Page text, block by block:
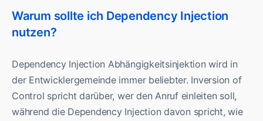
Warum sollte ich Dependency Injection
nutzen?
Dependency Injection Abhängigkeitsinjektion wird in
der Entwicklergemeinde immer beliebter. Inversion of
Control spricht darüber, wer den Anruf einleiten soll,
während die Dependency Injection davon spricht, wie